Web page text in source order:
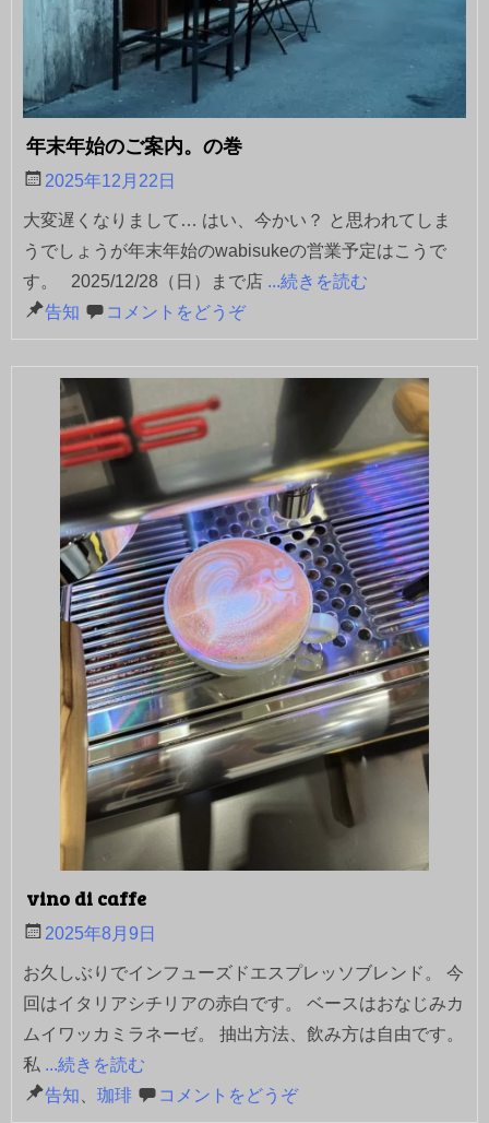
年末年始のご案内。の巻
2025年12月22日
大変遅くなりまして… はい、今かい？ と思われてしま
うでしょうが年末年始のwabisukeの営業予定はこうで
す。 2025/12/28（日）まで店 ...続きを読む
告知
コメントをどうぞ
vino di caffe
2025年8月9日
お久しぶりでインフューズドエスプレッソブレンド。 今
回はイタリアシチリアの赤白です。 ベースはおなじみカ
ムイワッカミラネーゼ。 抽出方法、飲み方は自由です。
私 ...続きを読む
告知
珈琲 コメントをどうぞ